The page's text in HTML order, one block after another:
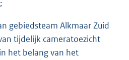
gebiedsteam Alkmaar Zuid
tijdelijk cameratoezicht
het belang van het